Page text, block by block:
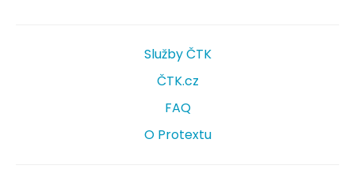
Služby ČTK
ČTK.cz
FAQ
O Protextu